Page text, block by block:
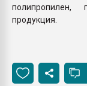
полипропилен,
продукция.